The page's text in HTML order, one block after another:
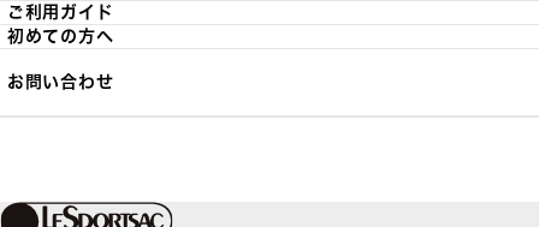
ご利用ガイド
初めての方へ
お問い合わせ